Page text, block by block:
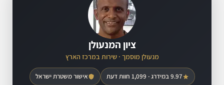
ציון המנעולן
מנעולן מוסמך · שירות במרכז הארץ
9.97 במידרג · 1,099 חוות דעת אישור משטרת ישראל